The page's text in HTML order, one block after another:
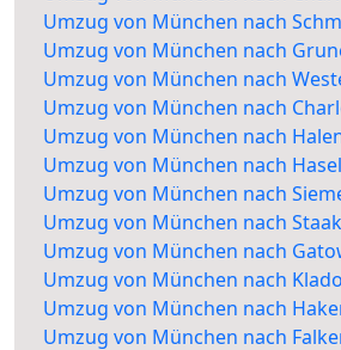
Umzug von München nach
Umzug von München nach
Umzug von München nach
Umzug von München nach
Umzug von München nach
Umzug von München nach
Umzug von München nach
Umzug von München nach
Umzug von München nach
Umzug von München nach
Umzug von München nach
Umzug von München nach